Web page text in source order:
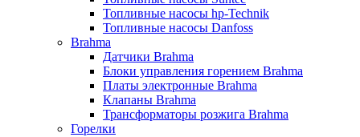
Топливные насосы hp-Technik
Топливные насосы Danfoss
Brahma
Датчики Brahma
Блоки управления горением Brahma
Платы электронные Brahma
Клапаны Brahma
Трансформаторы розжига Brahma
Горелки